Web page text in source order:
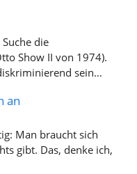
die
Show II von 1974).
sein…
an
Man braucht sich
gibt. Das, denke ich,